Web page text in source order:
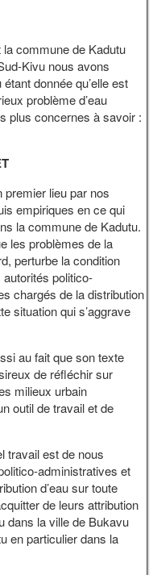
la commune de Kadutu
Kivu nous avons
donnée qu’elle est
problème d’eau
plus concernes à savoir :
premier lieu par nos
empiriques en ce qui
la commune de Kadutu.
les problèmes de la
perturbe la condition
politico-
chargés de la distribution
situation qui s’aggrave
au fait que son texte
de réfléchir sur
milieux urbain
outil de travail et de
travail est de nous
administratives et
d’eau sur toute
de leurs attribution
dans la ville de Bukavu
en particulier dans la